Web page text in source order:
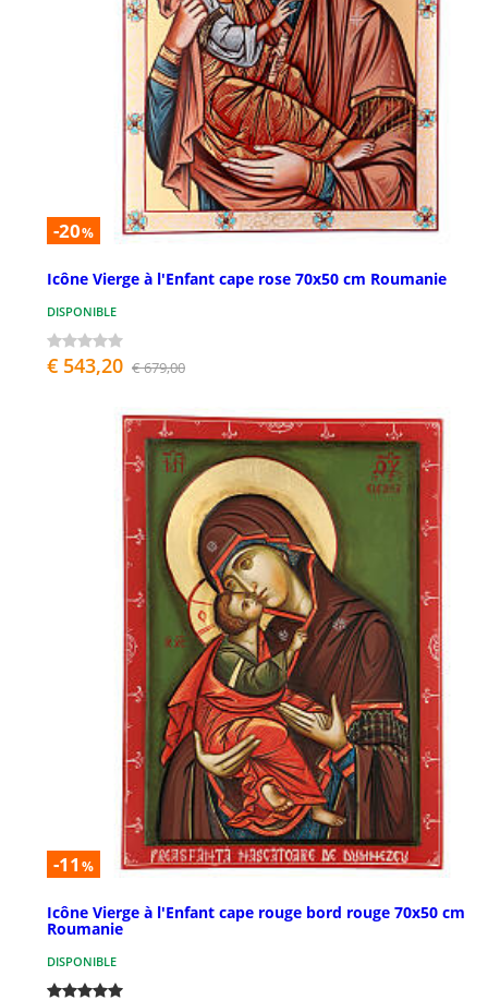
-20%
Icône Vierge à l'Enfant cape rose 70x50 cm Roumanie
DISPONIBLE
€ 543,20 € 679,00
-11 %
Icône Vierge à l'Enfant cape rouge bord rouge 70x50 cm
Roumanie
DISPONIBLE